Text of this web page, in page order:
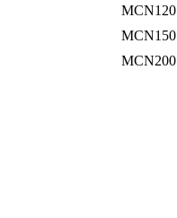
MCN120
MCN150
MCN200